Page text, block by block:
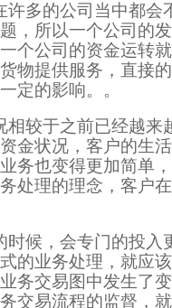
多的公司当中都
，所以一个公司的
个公司的资金运转
物提供服务，直接
定的影响。。
较于之前已经越来
金状况，客户的生
务也变得更加简单
处理的理念，客户
候，会专门的投
的业务处理，就应
务交易图中发生了
交易流程的监督，